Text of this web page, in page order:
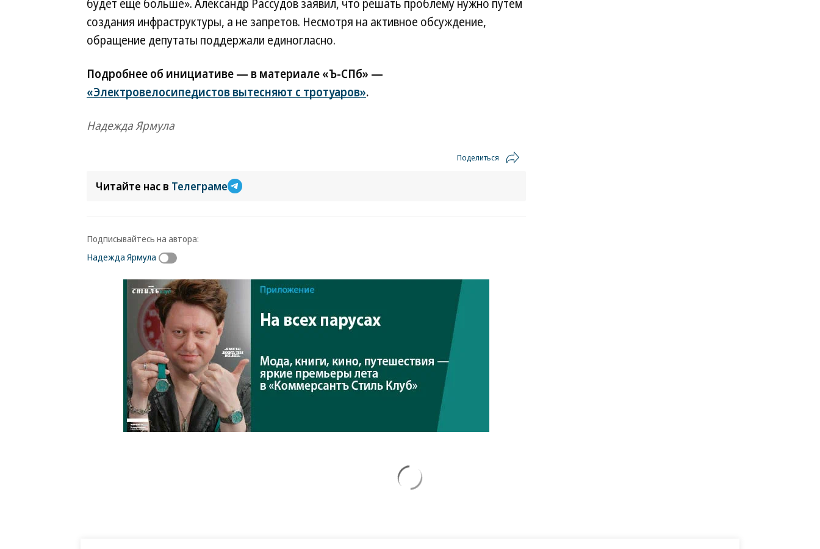
будет еще больше». Александр Рассудов заявил, что решать проблему нужно путем
создания инфраструктуры, а не запретов. Несмотря на активное обсуждение,
обращение депутаты поддержали единогласно.
Подробнее об инициативе — в материале «Ъ-СПб» —
«Электровелосипедистов вытесняют с тротуаров».
Надежда Ярмула
Поделиться
Читайте нас в Телеграме
Подписывайтесь на автора:
Надежда Ярмула